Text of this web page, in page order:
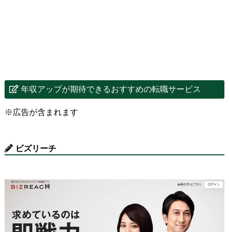
年収アップが期待できるおすすめの転職サービス
※広告が含まれます
ビズリーチ